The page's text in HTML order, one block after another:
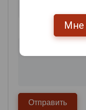
Мне